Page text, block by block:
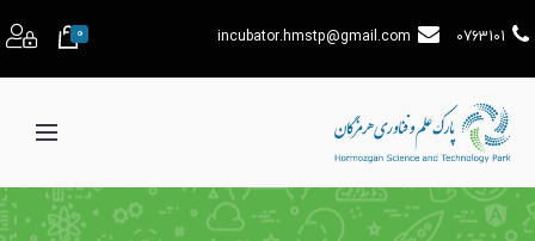
0763101
incubator.hmstp@gmail.com
0